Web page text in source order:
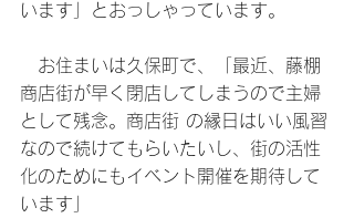
います」とおっしゃっています。
お住まいは久保町で、「最近、藤棚
商店街が早く閉店してしまうので主婦
として残念。商店街 の縁日はいい風習
なので続けてもらいたいし、街の活性
化のためにもイベント開催を期待して
います」